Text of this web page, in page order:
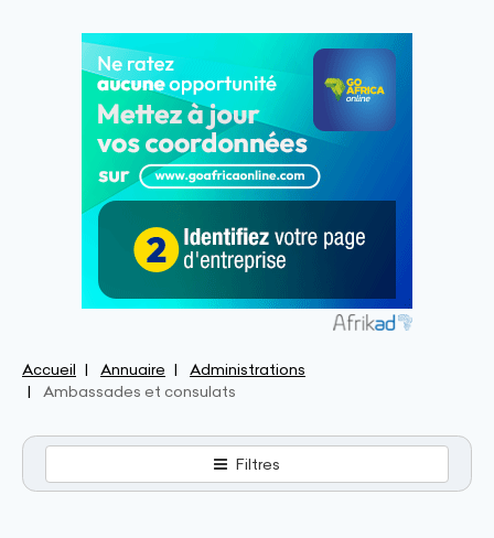
Accueil Annuaire
Administrations
Ambassades et consulats
Filtres